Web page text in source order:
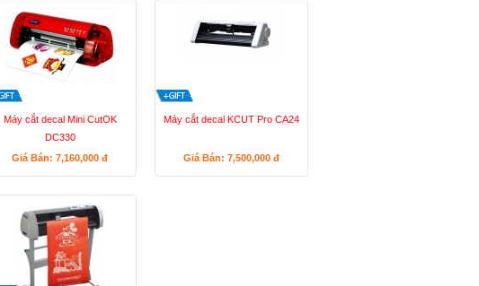
Máy cắt decal Mini CutOK
DC330
Giá Bán: 7,160,000đ
Máy cắt decal KCUT Pro CA24
Giá Bán: 7,500,000đ